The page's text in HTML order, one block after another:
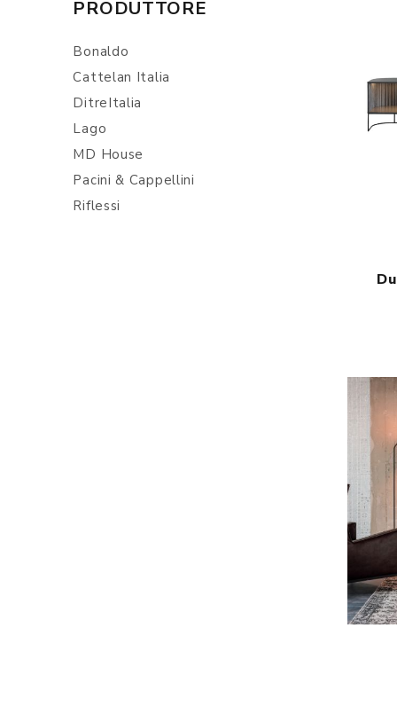
PRODUTTORE
Bonaldo
Cattelan Italia
DitreItalia
Lago
MD House
Pacini & Cappellini
Riflessi